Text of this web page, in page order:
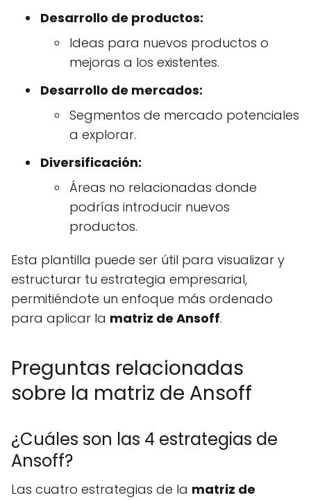
Desarrollo de productos:
Ideas para nuevos productos o
mejoras a los existentes.
Desarrollo de mercados:
Segmentos de mercado potenciales
a explorar.
Diversificación:
Áreas no relacionadas donde
podrías introducir nuevos
productos.
Esta plantilla puede ser útil para visualizar y
estructurar tu estrategia empresarial,
permitiéndote un enfoque más ordenado
para aplicar la matriz de Ansoff.
Preguntas relacionadas
sobre la matriz de Ansoff
¿Cuáles son las 4 estrategias de
Ansoff?
Las cuatro estrategias de la matriz de